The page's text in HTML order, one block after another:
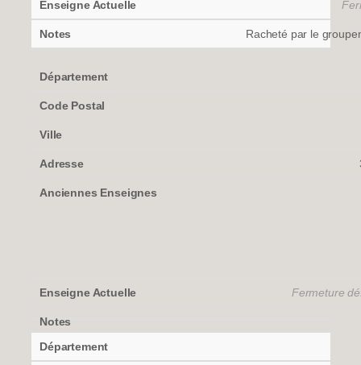
Racheté par le
Fermeture